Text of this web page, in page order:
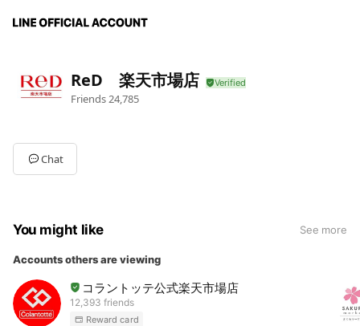
ReD 楽天市場店
Friends 24,785
Chat
You might like See more
Accounts others are viewing
コラントッテ公式楽天市場店
12,393 friends
Reward card